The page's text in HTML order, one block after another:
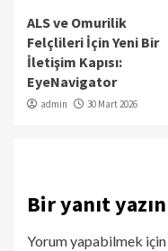
ALS ve Omurilik
Felçlileri İçin Yeni Bir
İletişim Kapısı:
EyeNavigator
admin 30 Mart 2026
Bir yanıt yazın
Yorum yapabilmek için